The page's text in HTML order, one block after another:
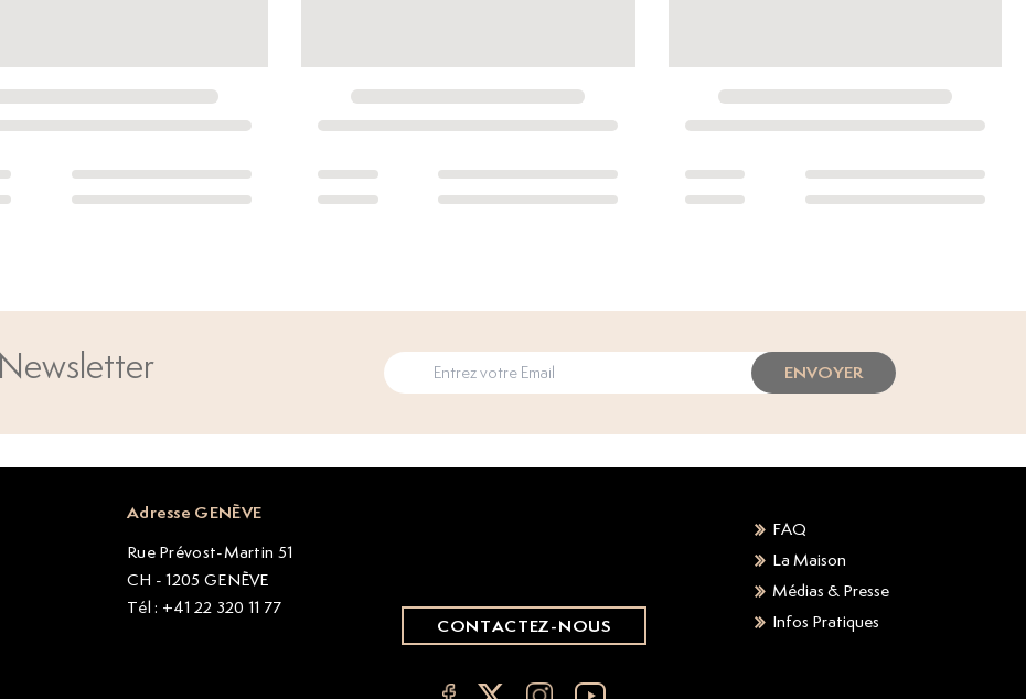
ENVOYER
Adresse GENÈVE
Rue Prévost-Martin 51
CH - 1205 GENÈVE
Tél : +41 22 320 11 77
CONTACTEZ-NOUS
FAQ
La Maison
Médias & Presse
Infos Pratiques